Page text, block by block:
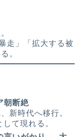
走」「拡大する被
。
朝断絶
新時代へ移行。
て現れる。